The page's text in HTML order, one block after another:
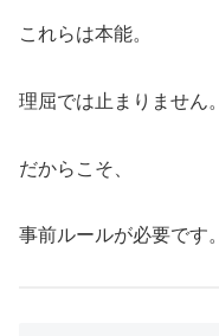
これらは本能。
理屈では止まりません。
だからこそ、
事前ルールが必要です。